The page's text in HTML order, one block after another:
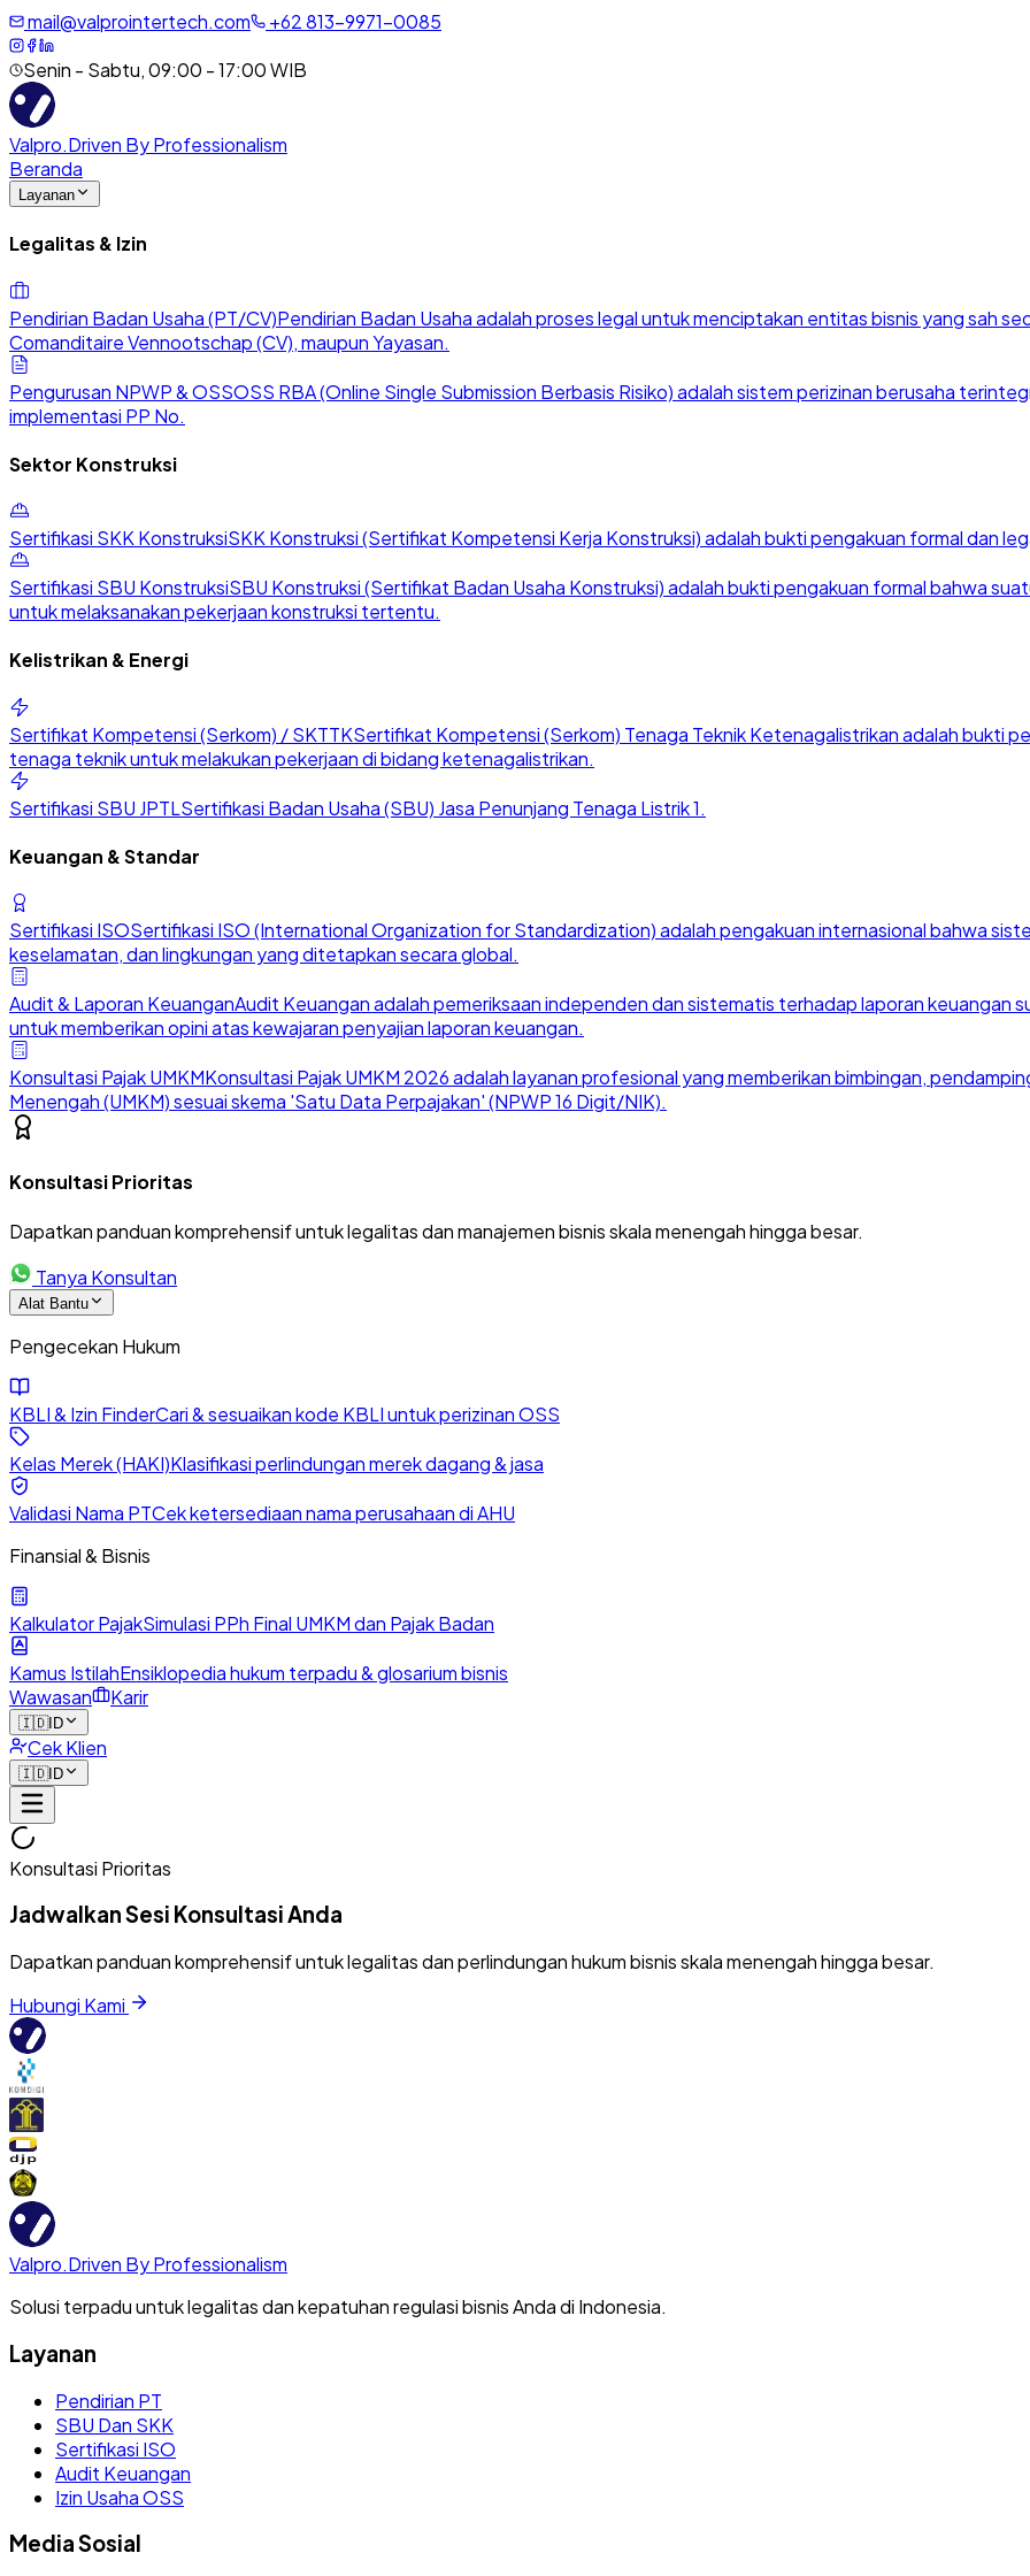
mail@valprointertech.com +62813-9971-0085
Senin - Sabtu, 09:00 - 17:00 WIB
Valpro.Driven By Professionalism
Beranda
Layanan
Legalitas & Izin
Pendirian Badan Usaha (PT/CV)Pendirian Badan Usaha adalah proses legal untuk menciptakan entitas bisnis yang sah
Comanditaire Vennootschap (CV), maupun Yayasan.
Pengurusan NPWP & OSSOSS RBA (Online Single Submission Berbasis Risiko) adalah sistem perizinan berusaha
implementasi PP No.
Sektor Konstruksi
Sertifikasi SKK KonstruksiSKK Konstruksi (Sertifikat Kompetensi Kerja Konstruksi) adalah bukti pengakuan formal dan
Sertifikasi SBU KonstruksiSBU Konstruksi (Sertifikat Badan Usaha Konstruksi) adalah bukti pengakuan formal bahwa
untuk melaksanakan pekerjaan konstruksi tertentu.
Kelistrikan & Energi
Sertifikat Kompetensi (Serkom) / SKTTKSertifikat Kompetensi (Serkom) Tenaga Teknik Ketenagalistrikan adalah bukti
tenaga teknik untuk melakukan pekerjaan di bidang ketenagalistrikan.
Sertifikasi SBU JPTLSertifikasi Badan Usaha (SBU) Jasa Penunjang Tenaga Listrik 1.
Keuangan & Standar
Sertifikasi ISOSertifikasi ISO (International Organization for Standardization) adalah pengakuan internasional bahwa
keselamatan, dan lingkungan yang ditetapkan secara global.
Audit & Laporan KeuanganAudit Keuangan adalah pemeriksaan independen dan sistematis terhadap laporan keuangan
untuk memberikan opini atas kewajaran penyajian laporan keuangan.
Konsultasi Pajak UMKMKonsultasi Pajak UMKM 2026 adalah layanan profesional yang memberikan bimbingan,
Menengah (UMKM) sesuai skema 'Satu Data Perpajakan' (NPWP 16 Digit/NIK).
Konsultasi Prioritas
Dapatkan panduan komprehensif untuk legalitas dan manajemen bisnis skala menengah hingga besar.
Tanya Konsultan
Alat Bantu
Pengecekan Hukum
KBLI & Izin FinderCari & sesuaikan kode KBLI untuk perizinan OSS
Kelas Merek (HAKI)Klasifikasi perlindungan merek dagang & jasa
Validasi Nama PTCek ketersediaan nama perusahaan di AHU
Finansial & Bisnis
Kalkulator PajakSimulasi PPh Final UMKM dan Pajak Badan
Kamus IstilahEnsiklopedia hukum terpadu & glosarium bisnis
Wawasan
Karir
🇮🇩ID
Cek Klien
🇮🇩ID
Konsultasi Prioritas
Jadwalkan Sesi Konsultasi Anda
Dapatkan panduan komprehensif untuk legalitas dan perlindungan hukum bisnis skala menengah hingga besar.
Hubungi Kami
Valpro.Driven By Professionalism
Solusi terpadu untuk legalitas dan kepatuhan regulasi bisnis Anda di Indonesia.
Layanan
Pendirian PT
SBU Dan SKK
Sertifikasi ISO
Audit Keuangan
Izin Usaha OSS
Media Sosial